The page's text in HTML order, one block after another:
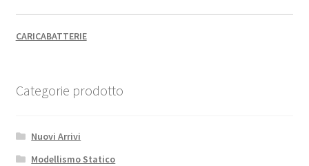
CARICABATTERIE
Categorie prodotto
Nuovi Arrivi
Modellismo Statico